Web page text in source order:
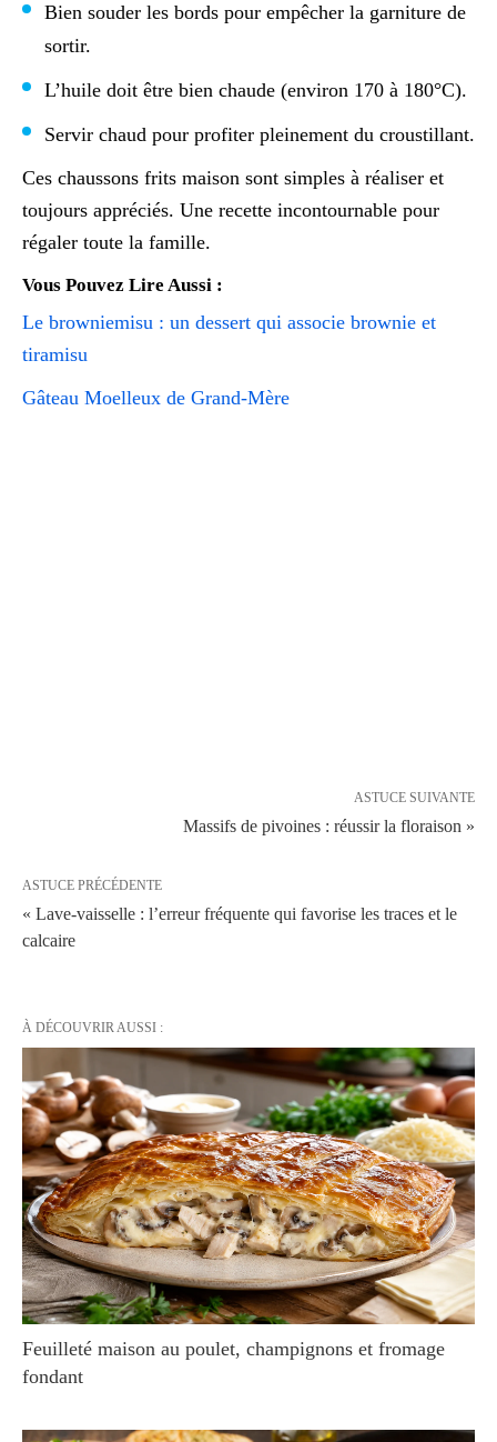
Bien souder les bords pour empêcher la garniture de
sortir.
L’huile doit être bien chaude (environ 170 à 180°C).
Servir chaud pour profiter pleinement du croustillant.
Ces chaussons frits maison sont simples à réaliser et
toujours appréciés. Une recette incontournable pour
régaler toute la famille.
Vous Pouvez Lire Aussi :
Le browniemisu : un dessert qui associe brownie et
tiramisu
Gâteau Moelleux de Grand-Mère
ASTUCE SUIVANTE
Massifs de pivoines : réussir la floraison »
ASTUCE PRÉCÉDENTE
« Lave-vaisselle : l’erreur fréquente qui favorise les traces et le
calcaire
À DÉCOUVRIR AUSSI :
Feuilleté maison au poulet, champignons et fromage
fondant